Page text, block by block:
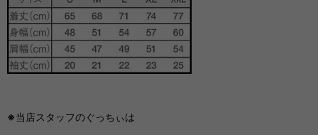
※当店スタッフのぐっちぃは